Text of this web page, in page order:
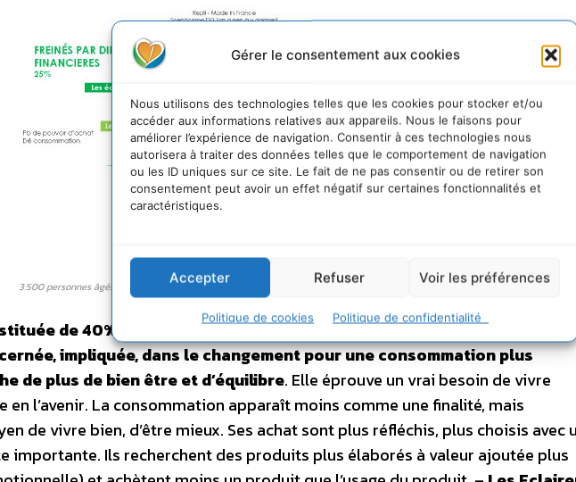
Gérer le consentement aux cookies
Nous utilisons des technologies telles que les cookies pour stocker et/ou
accéder aux informations relatives aux appareils. Nous le faisons pour
améliorer l’expérience de navigation. Consentir à ces technologies nous
autorisera à traiter des données telles que le comportement de navigation
ou les ID uniques sur ce site. Le fait de ne pas consentir ou de retirer son
consentement peut avoir un effet négatif sur certaines fonctionnalités et
caractéristiques.
Accepter Refuser Voir les préférences
Politique de cookies Politique de confidentialité
3.500 personnes âgés de 15 à 70 ans ont répondu à cette enquête.
de 40% de la population (Un coeur de cible en diminution de 7
impliquée, dans le changement pour une consommation plus
de plus de bien être et d’équilibre. Elle éprouve un vrai besoin de vivre
en l’avenir. La consommation apparaît moins comme une finalité, mais
de vivre bien, d’être mieux. Ses achat sont plus réfléchis, plus choisis avec
importante. Ils recherchent des produits plus élaborés à valeur ajoutée plus